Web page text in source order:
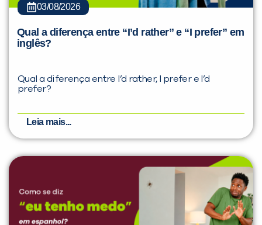
03/08/2026
Qual a diferença entre “I’d rather” e “I prefer” em
inglês?
Qual a diferença entre I’d rather, I prefer e I’d
prefer?
Leia mais...